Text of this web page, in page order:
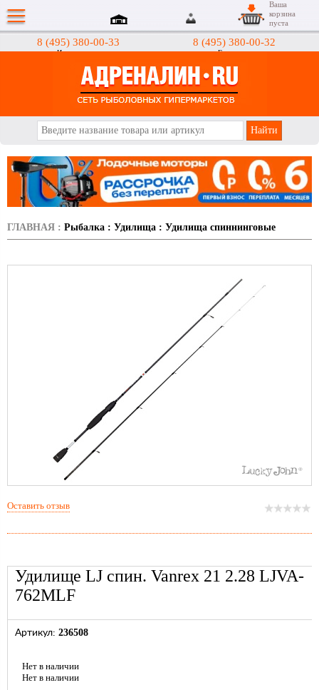
8 (495) 380-00-33
Интернет-магазин
8 (495) 380-00-32
Гипермаркеты
Ваша
корзина
пуста
ГЛАВНАЯ : Рыбалка : Удилища : Удилища спиннинговые
Удилище LJ спин. Vanrex 21 2.28 LJVA-
762MLF
Артикул: 236508
Нет в наличии
Нет в наличии
Оставить отзыв